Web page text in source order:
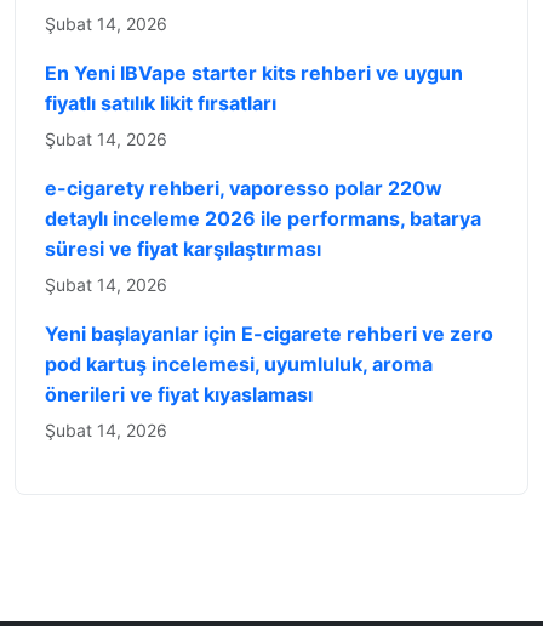
Şubat 14, 2026
En Yeni IBVape starter kits rehberi ve uygun
fiyatlı satılık likit fırsatları
Şubat 14, 2026
e-cigarety rehberi, vaporesso polar 220w
detaylı inceleme 2026 ile performans, batarya
süresi ve fiyat karşılaştırması
Şubat 14, 2026
Yeni başlayanlar için E-cigarete rehberi ve zero
pod kartuş incelemesi, uyumluluk, aroma
önerileri ve fiyat kıyaslaması
Şubat 14, 2026